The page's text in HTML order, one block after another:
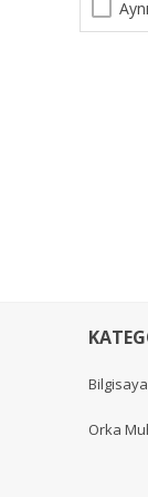
Orka